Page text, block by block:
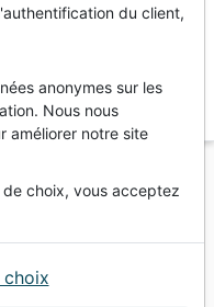
commande
d'aide
du client,
anonymes sur les
Nous nous
améliorer notre site
choix, vous acceptez
choix